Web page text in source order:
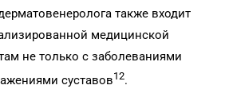
также входит
медицинской
не только с заболеваниями
суставов12.